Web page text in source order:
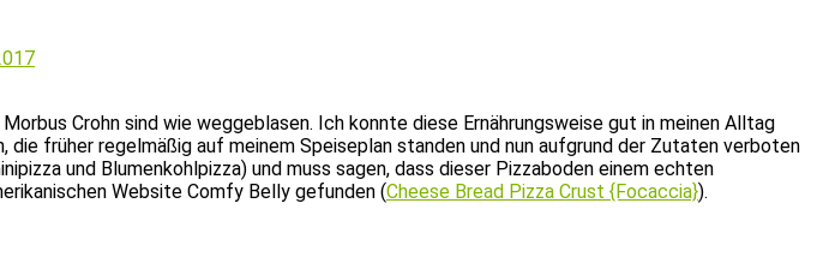
Crohn sind wie weggeblasen. Ich konnte diese Ernährungsweise gut in meinen Alltag
früher regelmäßig auf meinem Speiseplan standen und nun aufgrund der Zutaten verboten
und Blumenkohlpizza) und muss sagen, dass dieser Pizzaboden einem echten
Website Comfy Belly gefunden (Cheese Bread Pizza Crust {Focaccia}).